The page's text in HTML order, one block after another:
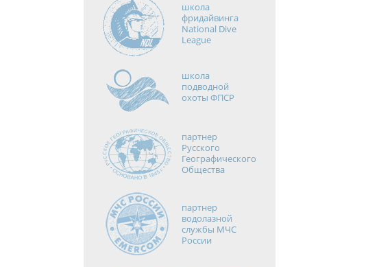
школа
фридайвинга
National Dive
League
школа
подводной
охоты ФПСР
партнер
Русского
Географического
Общества
партнер
водолазной
службы МЧС
России